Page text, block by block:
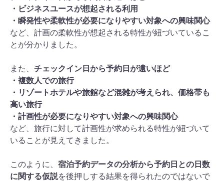
・ビジネスユースが想起される利用
・瞬発性や柔軟性が必要になりやすい対象への興味関心
など、計画の柔軟性が想起される特性が紐づいているこ
とが分かりました。
また、 チェックイン日から予約日が遠いほど
・複数人での旅行
・リゾートホテルや旅館など混雑が考えられ、価格帯も
高い旅行
・計画性が必要になりやすい対象への興味関心
など、旅行に対して計画性が求められる特性が紐づいて
いることが見えてきました。
このように、 宿泊予約データの分析から予約日との日数
に関する仮説を後押しする結果を得られたのではないで